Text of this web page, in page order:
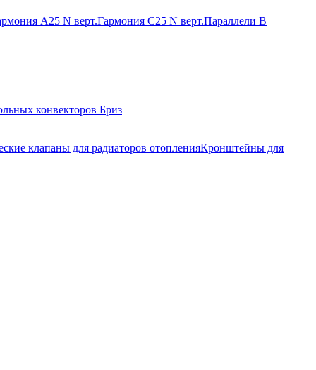
А25 N верт.Гармония С25 N верт.Параллели В
конвекторов Бриз
клапаны для радиаторов отопленияКронштейны для